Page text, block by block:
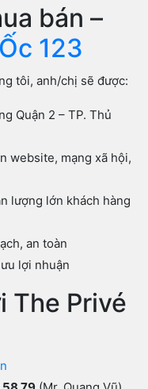
bán –
123
tôi, anh/chị sẽ được:
Quận 2 – TP. Thủ
website, mạng xã hội,
lượng lớn khách hàng
an toàn
lợi nhuận
The Privé